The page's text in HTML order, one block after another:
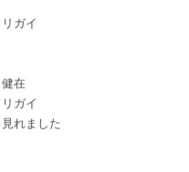
ガイ
在
ガイ
れました